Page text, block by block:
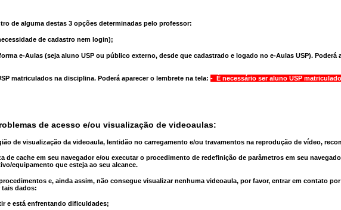
de alguma destas 3 opções determinadas pelo professor:
de cadastro nem login);
e-Aulas (seja aluno USP ou público externo, desde que cadastrado e logado no e-Aulas USP). Poderá
matriculados na disciplina. Poderá aparecer o lembrete na tela: - É necessário ser aluno USP
de acesso e/ou visualização de videoaulas:
de visualização da videoaula, lentidão no carregamento e/ou travamentos na reprodução de vídeo,
de cache em seu navegador e/ou executar o procedimento de redefinição de parâmetros em seu
equipamento que esteja ao seu alcance.
e, ainda assim, não consegue visualizar nenhuma videoaula, por favor, entrar em contato
tais dados:
e está enfrentando dificuldades;